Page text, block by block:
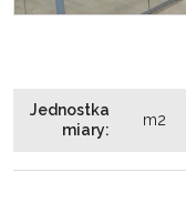
Jednostka
miary:
m2